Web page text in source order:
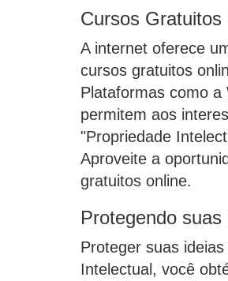
Cursos
A internet oferece
cursos gratuitos
Plataformas como a
permitem aos
"Propriedade
Aproveite a
gratuitos online.
Protegendo suas
Proteger suas
Intelectual, você